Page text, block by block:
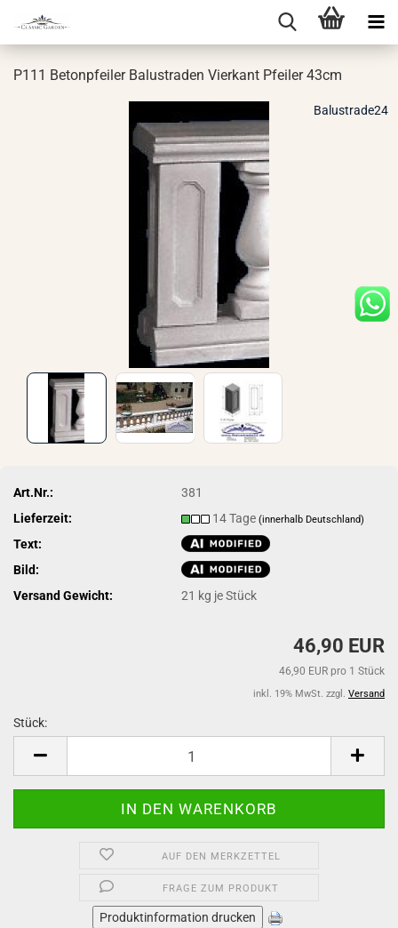
P111 Be­ton­pfei­ler Ba­lus­tra­den Vier­kant Pfei­ler 43cm
Balustrade24
Art.Nr.:
381
Lieferzeit:
14 Tage(innerhalb Deutschland)
Text:
Bild:
Versand Gewicht:
21 kg je Stück
46,90 EUR
46,90 EUR pro 1 Stück
inkl. 19% MwSt. zzgl. Versand
Stück:
AUF DEN MERKZETTEL
FRAGE ZUM PRODUKT
Produktinformation drucken